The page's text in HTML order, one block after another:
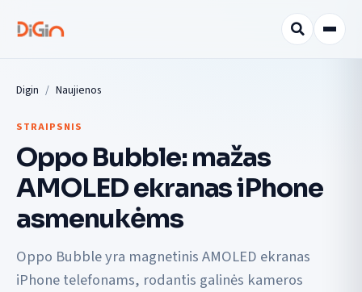
Digin Naujienos
STRAIPSNIS
Oppo Bubble: mažas
AMOLED ekranas iPhone
asmenukėms
Oppo Bubble yra magnetinis AMOLED ekranas
iPhone telefonams, rodantis galinės kameros